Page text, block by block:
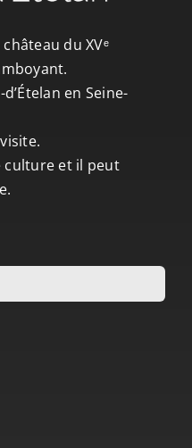
du XVᵉ
en Seine-
culture et il peut